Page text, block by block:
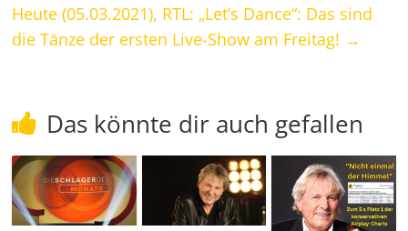
Heute (05.03.2021), RTL: „Let’s Dance“: Das sind
die Tänze der ersten Live-Show am Freitag! →
Das könnte dir auch gefallen